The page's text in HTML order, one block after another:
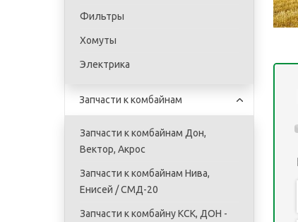
Фильтры
Хомуты
Электрика
Запчасти к комбайнам
Запчасти к комбайнам Дон,
Вектор, Акрос
Запчасти к комбайнам Нива,
Енисей / СМД-20
Запчасти к комбайну КСК, ДОН -